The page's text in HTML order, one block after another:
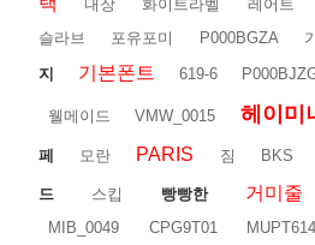
내장 화이트라벨 레어트
슬라브
포유포미 P000BGZA
지
기본폰트 619-6
웰메이드 VMW_0015 헤이미
페 모란 PARIS 짐 BKS
드 스킵 빵빵한 거미줄
MIB_0049
CPG9T01